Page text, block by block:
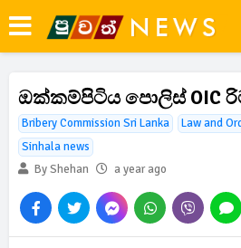
ඔක්කම්පිටිය පොලිස් OIC
Bribery Commission Sri Lanka Law and
Sinhala news
By Shehan
a year ago